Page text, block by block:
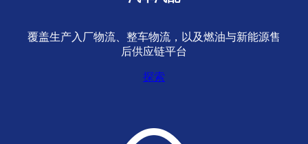
覆盖生产入厂物流、整车物流，以及燃油与新能源售
后供应链平台
探索